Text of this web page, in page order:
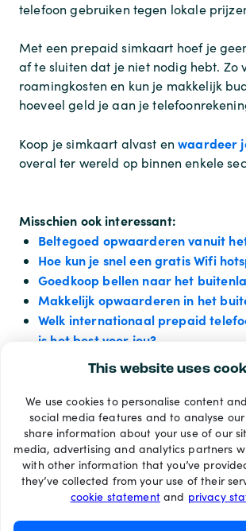
This website uses
We use cookies to personalise content
social media features and to analyse
share information about your use of our
media, advertising and analytics partners
with other information that you’ve
they’ve collected from your use of their
cookie statementand privacy
telefoon gebruiken tegen lokale
Met een prepaid simkaart hoef je
af te sluiten dat je niet nodig hebt. Zo
roamingkosten en kun je makkelijk
hoeveel geld je aan je
Koop je simkaart alvast enwaardeer
overal ter wereld op binnen enkele
Misschien ook interessant:
Beltegoed opwaarderen vanuit
Hoe kun je snel een gratis Wifi
Goedkoop bellen naar het
Makkelijk opwaarderen in het
Welk internationaal prepaid
is het best voor jou?
Betaalmethoden